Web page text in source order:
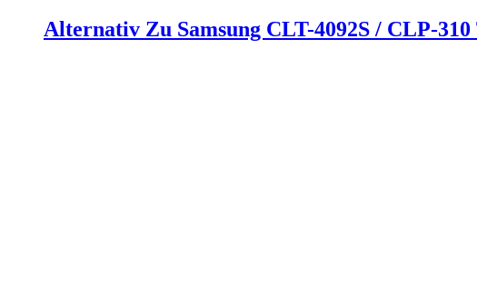
Alternativ Zu Samsung CLT-4092S / CLP-310